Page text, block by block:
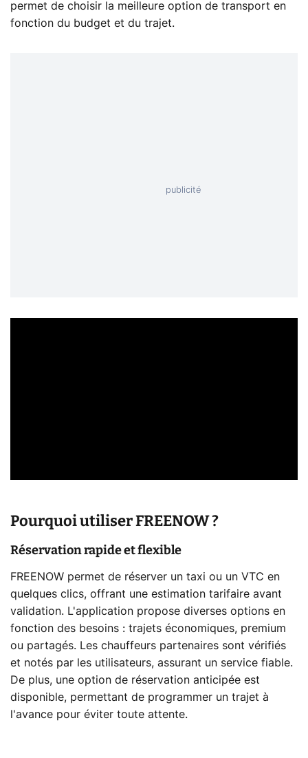
permet de choisir la meilleure option de transport en
fonction du budget et du trajet.
Pourquoi utiliser FREENOW ?
Réservation rapide et flexible
FREENOW permet de réserver un taxi ou un VTC en
quelques clics, offrant une estimation tarifaire avant
validation. L'application propose diverses options en
fonction des besoins : trajets économiques, premium
ou partagés. Les chauffeurs partenaires sont vérifiés
et notés par les utilisateurs, assurant un service fiable.
De plus, une option de réservation anticipée est
disponible, permettant de programmer un trajet à
l'avance pour éviter toute attente.